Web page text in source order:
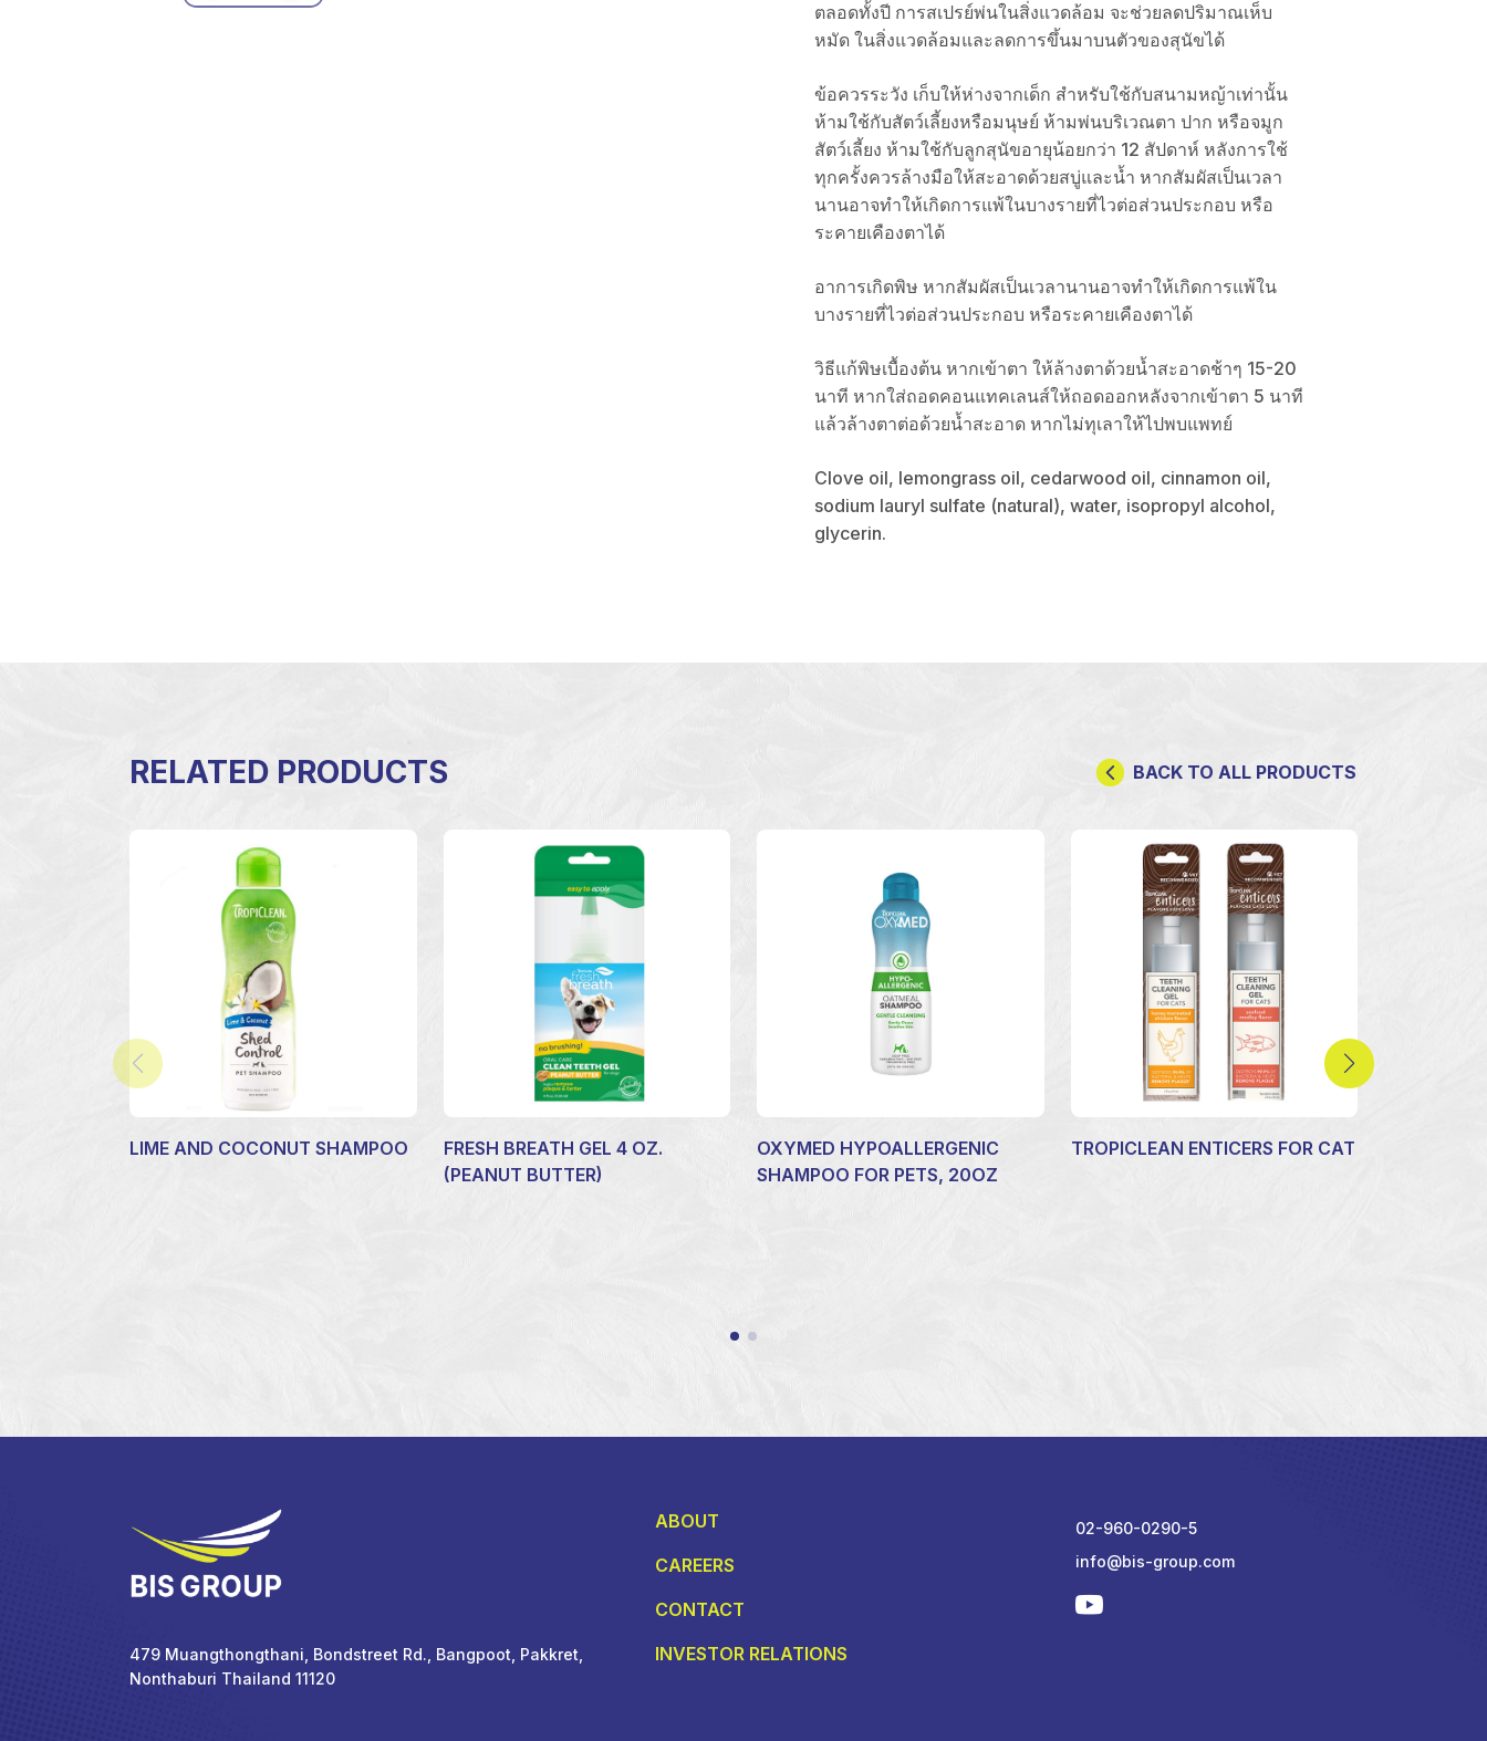
ตลอดทั้งปี การสเปรย์พ่นในสิ่งแวดล้อม จะช่วยลดปริมาณเห็บ
หมัด ในสิ่งแวดล้อมและลดการขึ้นมาบนตัวของสุนัขได้
ข้อควรระวัง เก็บให้ห่างจากเด็ก สำหรับใช้กับสนามหญ้าเท่านั้น
ห้ามใช้กับสัตว์เลี้ยงหรือมนุษย์ ห้ามพ่นบริเวณตา ปาก หรือจมูก
สัตว์เลี้ยง ห้ามใช้กับลูกสุนัขอายุน้อยกว่า 12 สัปดาห์ หลังการใช้
ทุกครั้งควรล้างมือให้สะอาดด้วยสบู่และน้ำ หากสัมผัสเป็นเวลา
นานอาจทำให้เกิดการแพ้ในบางรายที่ไวต่อส่วนประกอบ หรือ
ระคายเคืองตาได้
อาการเกิดพิษ หากสัมผัสเป็นเวลานานอาจทำให้เกิดการแพ้ใน
บางรายที่ไวต่อส่วนประกอบ หรือระคายเคืองตาได้
วิธีแก้พิษเบื้องต้น หากเข้าตา ให้ล้างตาด้วยน้ำสะอาดช้าๆ 15-20
นาที หากใส่ถอดคอนแทคเลนส์ให้ถอดออกหลังจากเข้าตา 5 นาที
แล้วล้างตาต่อด้วยน้ำสะอาด หากไม่ทุเลาให้ไปพบแพทย์
Clove oil, lemongrass oil, cedarwood oil, cinnamon oil,
sodium lauryl sulfate (natural), water, isopropyl alcohol,
glycerin.
RELATED PRODUCTS
LIME AND COCONUT SHAMPOO
FRESH BREATH GEL 4 OZ.
(PEANUT BUTTER)
OXYMED HYPOALLERGENIC
SHAMPOO FOR PETS, 20OZ
TROPICLEAN ENTICERS FOR CAT
BACK TO ALL PRODUCTS
479 Muangthongthani, Bondstreet Rd., Bangpoot, Pakkret,
Nonthaburi Thailand 11120
ABOUT
CAREERS
CONTACT
INVESTOR RELATIONS
02-960-0290-5
info@bis-group.com